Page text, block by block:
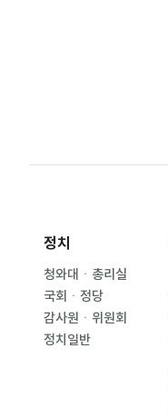
정치
청와대ㆍ총리실
국회ㆍ정당
감사원ㆍ위원회
정치일반